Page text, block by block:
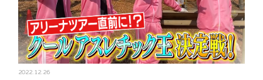
2022.12.26